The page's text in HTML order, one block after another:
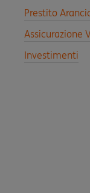
Prestito
Assicurazione
Investimenti